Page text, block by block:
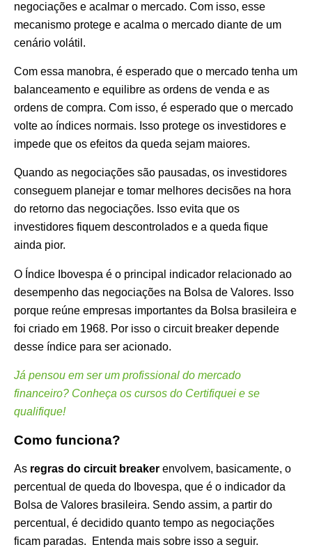
negociações e acalmar o mercado. Com isso, esse
mecanismo protege e acalma o mercado diante de um
cenário volátil.
Com essa manobra, é esperado que o mercado tenha um
balanceamento e equilibre as ordens de venda e as
ordens de compra. Com isso, é esperado que o mercado
volte ao índices normais. Isso protege os investidores e
impede que os efeitos da queda sejam maiores.
Quando as negociações são pausadas, os investidores
conseguem planejar e tomar melhores decisões na hora
do retorno das negociações. Isso evita que os
investidores fiquem descontrolados e a queda fique
ainda pior.
O Índice Ibovespa é o principal indicador relacionado ao
desempenho das negociações na Bolsa de Valores. Isso
porque reúne empresas importantes da Bolsa brasileira e
foi criado em 1968. Por isso o circuit breaker depende
desse índice para ser acionado.
Já pensou em ser um profissional do mercado
financeiro? Conheça os cursos do Certifiquei e se
qualifique!
Como funciona?
As regras do circuit breaker envolvem, basicamente, o
percentual de queda do Ibovespa, que é o indicador da
Bolsa de Valores brasileira. Sendo assim, a partir do
percentual, é decidido quanto tempo as negociações
ficam paradas. Entenda mais sobre isso a seguir.